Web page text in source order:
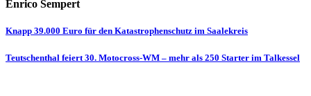
Enrico Sempert
Beitragsnavigation
Knapp 39.000 Euro für den Katastrophenschutz im Saalekreis
Teutschenthal feiert 30. Motocross-WM – mehr als 250 Starter im Talkessel